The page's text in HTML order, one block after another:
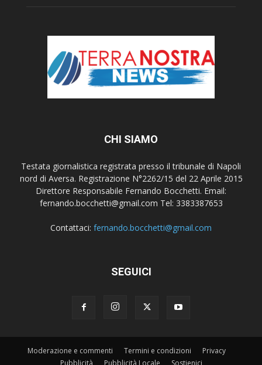
CHI SIAMO
Testata giornalistica registrata presso il tribunale di Napoli
nord di Aversa. Registrazione N°2262/15 del 22 Aprile 2015
Direttore Responsabile Fernando Bocchetti. Email:
fernando.bocchetti@gmail.com Tel: 3383387653
Contattaci: fernando.bocchetti@gmail.com
SEGUICI
Moderazione e commenti Termini e condizioni
Privacy
Pubblicità
Pubblicità Locale Sostienici